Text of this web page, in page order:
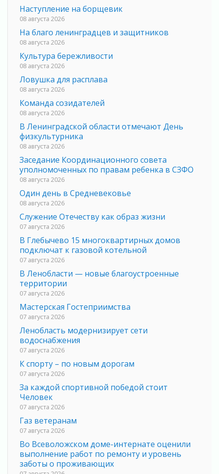
Наступление на борщевик
08 августа 2026
На благо ленинградцев и защитников
08 августа 2026
Культура бережливости
08 августа 2026
Ловушка для расплава
08 августа 2026
Команда созидателей
08 августа 2026
В Ленинградской области отмечают День
физкультурника
08 августа 2026
Заседание Координационного совета
уполномоченных по правам ребенка в СЗФО
08 августа 2026
Один день в Средневековье
08 августа 2026
Служение Отечеству как образ жизни
07 августа 2026
В Глебычево 15 многоквартирных домов
подключат к газовой котельной
07 августа 2026
В Ленобласти — новые благоустроенные
территории
07 августа 2026
Мастерская Гостеприимства
07 августа 2026
Ленобласть модернизирует сети
водоснабжения
07 августа 2026
К спорту – по новым дорогам
07 августа 2026
За каждой спортивной победой стоит
Человек
07 августа 2026
Газ ветеранам
07 августа 2026
Во Всеволожском доме-интернате оценили
выполнение работ по ремонту и уровень
заботы о проживающих